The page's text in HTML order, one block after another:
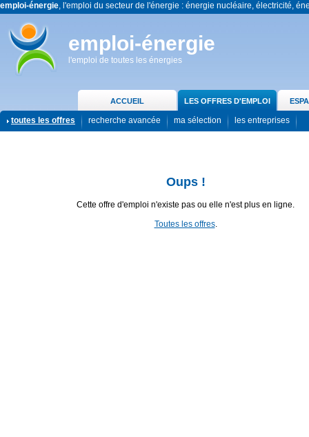
emploi-énergie, l'emploi du secteur de l'énergie : énergie nucléaire, électricité,
emploi-énergie
l'emploi de toutes les énergies
ACCUEIL LES OFFRES D'EMPLOI
toutes les offres recherche avancée ma sélection les entreprises
Oups !
Cette offre d'emploi n'existe pas ou elle n'est plus en ligne.
Toutes les offres.